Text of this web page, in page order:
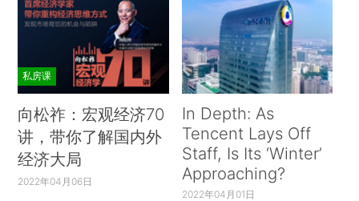
私房课
向松祚：宏观经济70
讲，带你了解国内外
经济大局
2022年04月06日
In Depth: As
Tencent Lays Off
Staff, Is Its ‘Winter’
Approaching?
2022年04月01日